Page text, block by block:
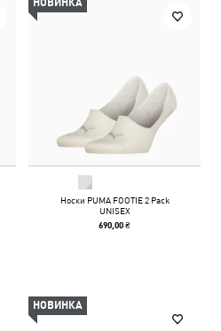
НОВИНКА
Носки PUMA FOOTIE 2 Pack
UNISEX
690,00 ₴
НОВИНКА